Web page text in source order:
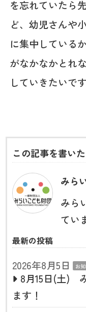
を忘れていたら
ど、幼児さんや
に集中している
がなかなかとれ
していきたいです
この記事を書い
みら
みら
てい
最新の投稿
2026年8月5日 お
8月15日(土)
ます！